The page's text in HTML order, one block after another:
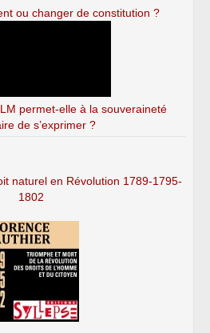
ou changer de constitution ?
permet-elle à la souveraineté
de s’exprimer ?
naturel en Révolution 1789-1795-
1802